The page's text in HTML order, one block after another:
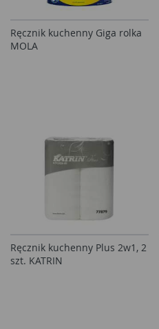
Ręcznik kuchenny Giga rolka
MOLA
Ręcznik kuchenny Plus 2w1, 2
szt. KATRIN